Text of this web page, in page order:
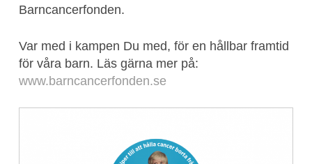
Barncancerfonden.
Var med i kampen Du med, för en hållbar framtid
för våra barn. Läs gärna mer på:
www.barncancerfonden.se